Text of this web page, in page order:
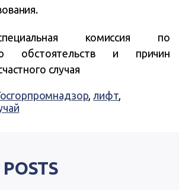
комиссия по
обстоятельств и причин
случая
,лифт,